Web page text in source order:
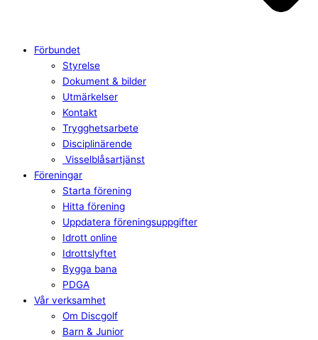
Förbundet
Styrelse
Dokument & bilder
Utmärkelser
Kontakt
Trygghetsarbete
Disciplinärende
Visselblåsartjänst
Föreningar
Starta förening
Hitta förening
Uppdatera föreningsuppgifter
Idrott online
Idrottslyftet
Bygga bana
PDGA
Vår verksamhet
Om Discgolf
Barn & Junior